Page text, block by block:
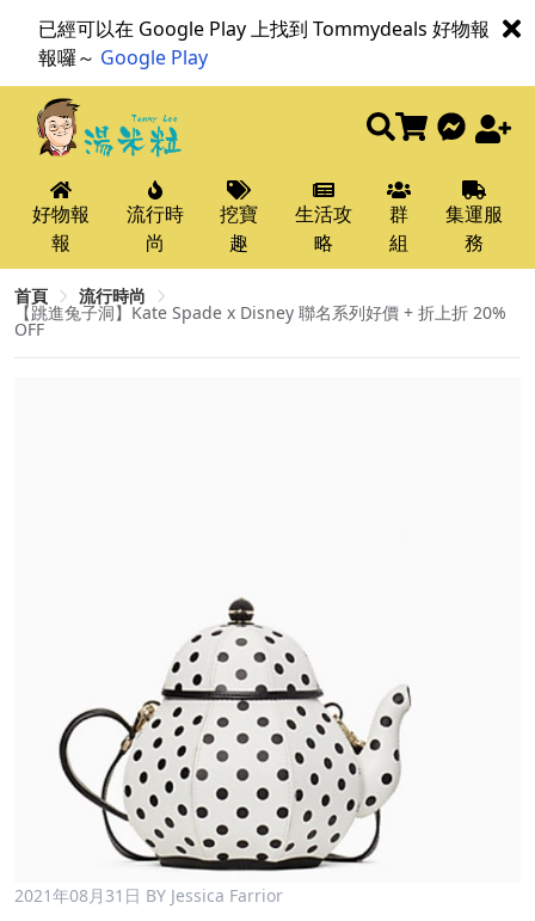
已經可以在 Google Play 上找到 Tommydeals 好物報
報囉～ Google Play
好物報
報
流行時
尚
挖寶
趣
生活攻
略
群
組
集運服
務
首頁 流行時尚
【跳進兔子洞】Kate Spade x Disney 聯名系列好價 + 折上折 20%
OFF
2021年08月31日 BY Jessica Farrior